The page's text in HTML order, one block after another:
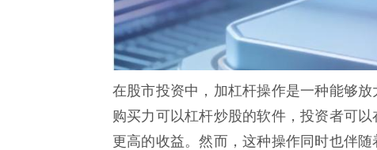
在股市投资中，加杠杆操作是一种能够
购买力可以杠杆炒股的软件，投资者可
更高的收益。然而，这种操作同时也伴